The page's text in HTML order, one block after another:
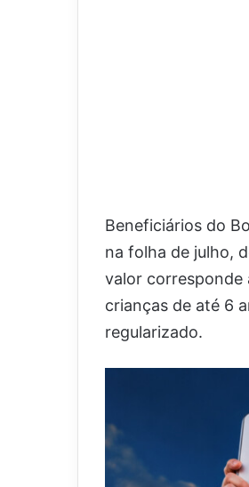
Beneficiários do
na folha de julho,
valor corresponde
crianças de até 6
regularizado.